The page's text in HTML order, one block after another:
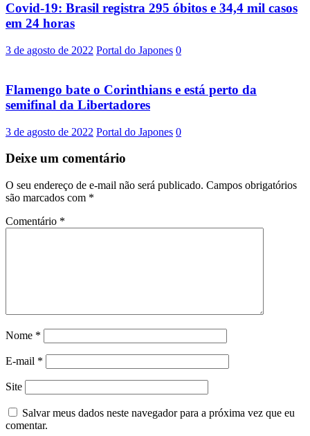
Covid-19: Brasil registra 295 óbitos e 34,4 mil casos
em 24 horas
3 de agosto de 2022 Portal do Japones 0
Flamengo bate o Corinthians e está perto da
semifinal da Libertadores
3 de agosto de 2022 Portal do Japones 0
Deixe um comentário
O seu endereço de e-mail não será publicado. Campos obrigatórios
são marcados com *
Comentário *
Nome *
E-mail *
Site
Salvar meus dados neste navegador para a próxima vez que eu
comentar.